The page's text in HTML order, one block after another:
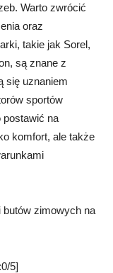
Warto zwrócić
oraz
takie jak Sorel,
są znane z
się uznaniem
sportów
postawić na
komfort, ale także
zimowych na
5]